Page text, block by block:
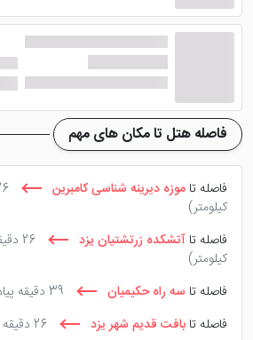
فاصله هتل تا مکان های مهم
فاصله تا موزه دیرینه شناسی کامبرین 26
کیلومتر)
فاصله تا آتشکده زرتشتیان یزد 26 دقیقه پیاده روی
کیلومتر)
فاصله تا سه راه حکیمیان 39 دقیقه پیاده روی
فاصله تا بافت قدیم شهر یزد 26 دقیقه پیاده روی